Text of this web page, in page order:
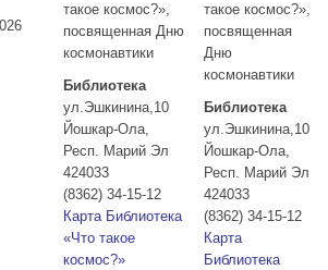
такое космос?»,
посвященная Дню
космонавтики
Библиотека
ул.Эшкинина,10
Йошкар-Ола,
Респ. Марий Эл
424033
(8362) 34-15-12
КартаБиблиотека
«Что такое
космос?»
такое космос?»,
посвященная
Дню
космонавтики
Библиотека
ул.Эшкинина,10
Йошкар-Ола,
Респ. Марий Эл
424033
(8362) 34-15-12
Карта
Библиотека